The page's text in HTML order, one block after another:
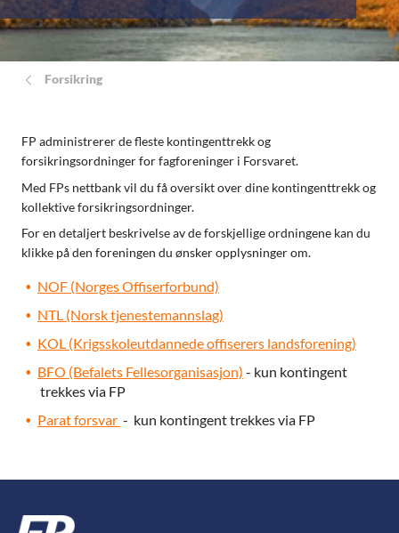
Forsikring
FP administrerer de fleste kontingenttrekk og
forsikringsordninger for fagforeninger i Forsvaret.
Med FPs nettbank vil du få oversikt over dine kontingenttrekk og
kollektive forsikringsordninger.
For en detaljert beskrivelse av de forskjellige ordningene kan du
klikke på den foreningen du ønsker opplysninger om.
NOF (Norges Offiserforbund)
NTL (Norsk tjenestemannslag)
KOL (Krigsskoleutdannede offiserers landsforening)
BFO (Befalets Fellesorganisasjon) - kun kontingent
trekkes via FP
Parat forsvar - kun kontingent trekkes via FP